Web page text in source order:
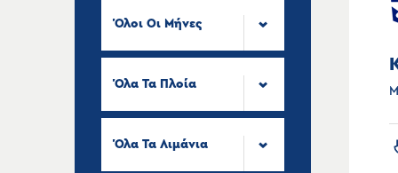
Όλοι Οι Μήνες
Όλα Τα Πλοία
Όλα Τα Λιμάνια